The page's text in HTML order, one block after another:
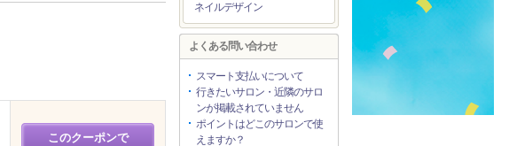
このクーポンで
ネイルデザイン
よくある問い合わせ
スマート支払いについて
行きたいサロン・近隣のサロ
ンが掲載されていません
ポイントはどこのサロンで使
えますか？